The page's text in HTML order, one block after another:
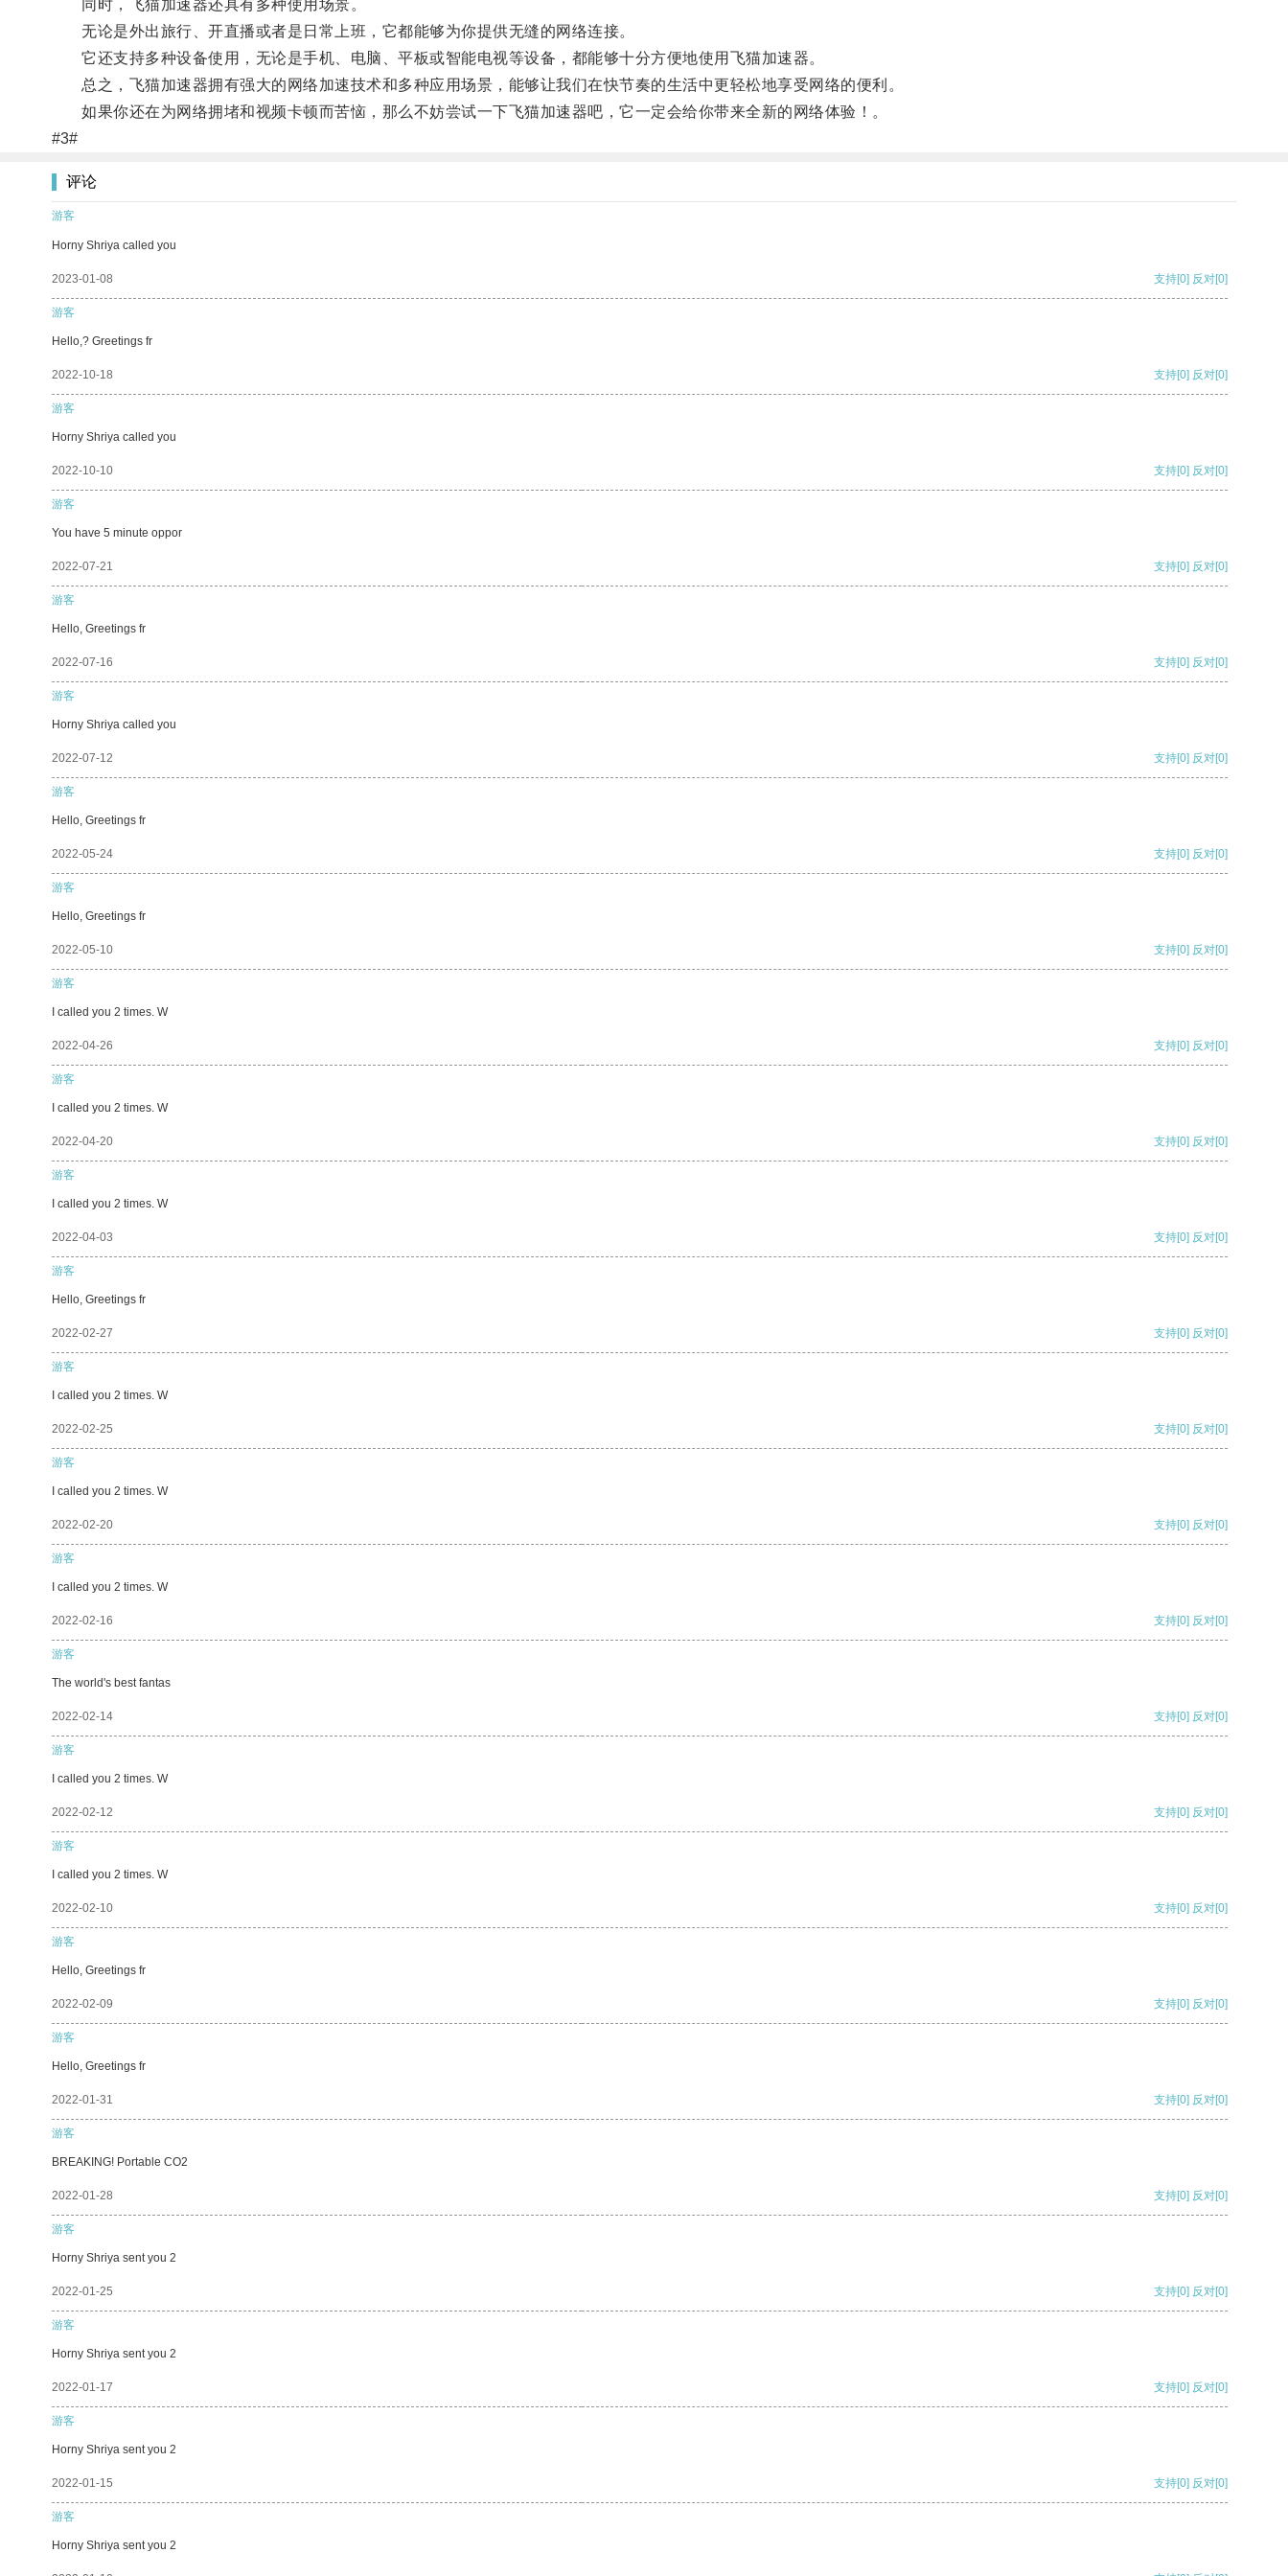
同时，飞猫加速器还具有多种使用场景。
无论是外出旅行、开直播或者是日常上班，它都能够为你提供无缝的网络连接。
它还支持多种设备使用，无论是手机、电脑、平板或智能电视等设备，都能够十分方便地使用飞猫加速器。
总之，飞猫加速器拥有强大的网络加速技术和多种应用场景，能够让我们在快节奏的生活中更轻松地享受网络的便利。
如果你还在为网络拥堵和视频卡顿而苦恼，那么不妨尝试一下飞猫加速器吧，它一定会给你带来全新的网络体验！。
#3#
评论
游客
Horny Shriya called you
2023-01-08 支持[0] 反对[0]
游客
Hello,? Greetings fr
2022-10-18 支持[0] 反对[0]
游客
Horny Shriya called you
2022-10-10 支持[0] 反对[0]
游客
You have 5 minute oppor
2022-07-21 支持[0] 反对[0]
游客
Hello, Greetings fr
2022-07-16 支持[0] 反对[0]
游客
Horny Shriya called you
2022-07-12 支持[0] 反对[0]
游客
Hello, Greetings fr
2022-05-24 支持[0] 反对[0]
游客
Hello, Greetings fr
2022-05-10 支持[0] 反对[0]
游客
I called you 2 times. W
2022-04-26 支持[0] 反对[0]
游客
I called you 2 times. W
2022-04-20 支持[0] 反对[0]
游客
I called you 2 times. W
2022-04-03 支持[0] 反对[0]
游客
Hello, Greetings fr
2022-02-27 支持[0] 反对[0]
游客
I called you 2 times. W
2022-02-25 支持[0] 反对[0]
游客
I called you 2 times. W
2022-02-20 支持[0] 反对[0]
游客
I called you 2 times. W
2022-02-16 支持[0] 反对[0]
游客
The world's best fantas
2022-02-14 支持[0] 反对[0]
游客
I called you 2 times. W
2022-02-12 支持[0] 反对[0]
游客
I called you 2 times. W
2022-02-10 支持[0] 反对[0]
游客
Hello, Greetings fr
2022-02-09 支持[0] 反对[0]
游客
Hello, Greetings fr
2022-01-31 支持[0] 反对[0]
游客
BREAKING! Portable CO2
2022-01-28 支持[0] 反对[0]
游客
Horny Shriya sent you 2
2022-01-25 支持[0] 反对[0]
游客
Horny Shriya sent you 2
2022-01-17 支持[0] 反对[0]
游客
Horny Shriya sent you 2
2022-01-15 支持[0] 反对[0]
游客
Horny Shriya sent you 2